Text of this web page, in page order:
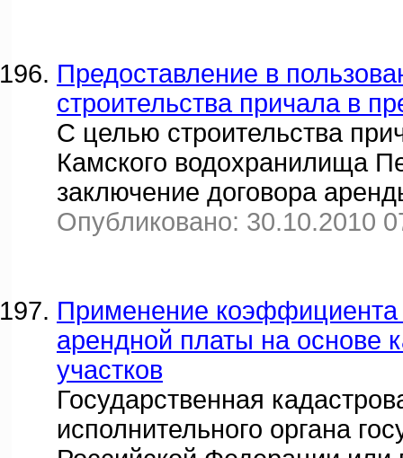
Предоставление в
строительства причала в
С целью строительства
Камского водохранилища
заключение договора
Опубликовано: 30.10.2010
Применение
арендной платы на основе
участков
Государственная
исполнительного органа